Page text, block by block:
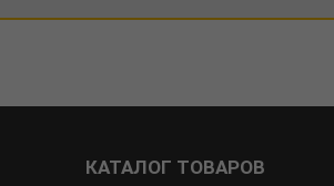
КАТАЛОГ ТОВАРОВ